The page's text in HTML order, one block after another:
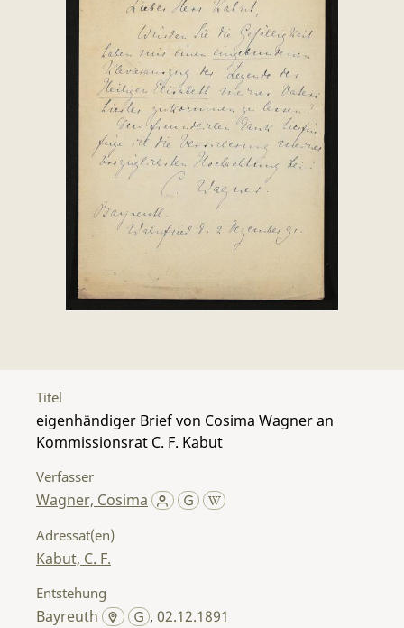
Titel
eigenhändiger Brief von Cosima Wagner an
Kommissionsrat C. F. Kabut
Verfasser
Wagner, Cosima
Adressat(en)
Kabut, C. F.
Entstehung
Bayreuth ,02.12.1891